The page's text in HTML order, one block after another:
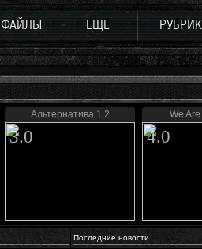
ФАЙЛЫ ЕЩЕ
Альтернатива 1.2
3.0
We
4.0
Последние новости